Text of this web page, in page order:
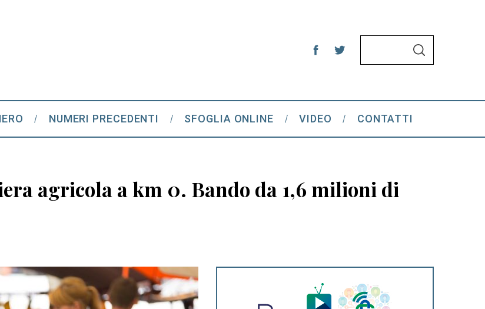
h
f
:
S
NUMERI PRECEDENTI SFOGLIA ONLINE VIDEO CONTATTI
agricola a km 0. Bando da 1,6 milioni di